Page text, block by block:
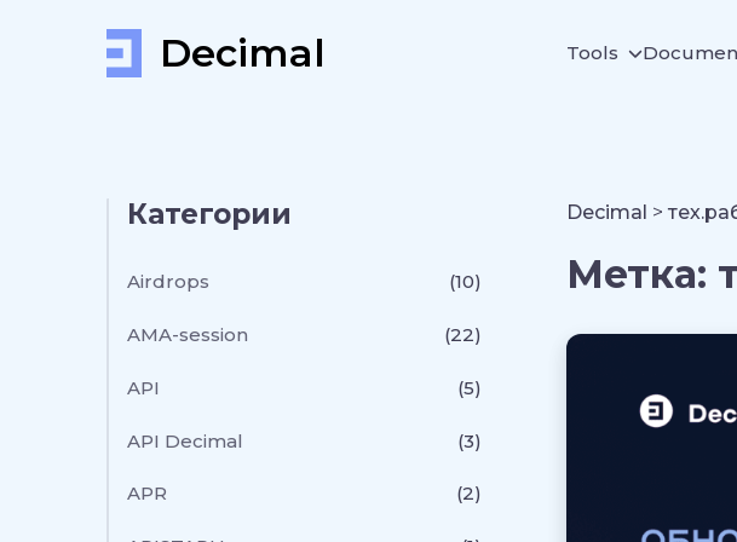
Decimal Tools
Категории
Airdrops (10)
AMA-session (22)
API (5)
API Decimal (3)
APR (2)
Decimal >
Метка: